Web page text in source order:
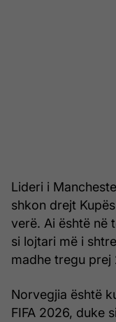
Lideri i
shkon drejt
verë. Ai është në
si lojtari më i
madhe tregu prej
Norvegjia është
FIFA 2026, duke